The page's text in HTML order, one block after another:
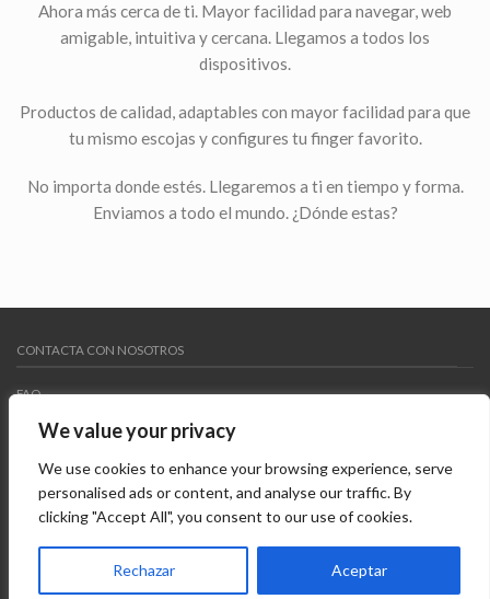
We value your privacy
We use cookies to enhance your browsing experience, serve
personalised ads or content, and analyse our traffic. By
clicking "Accept All", you consent to our use of cookies.
Rechazar Aceptar
Freeday Wide Trucks
Silver 32mm
Fingercan Oficial Tape
Engraved
FREEDAY WHEELS
Freeday Wheels Black
7,95€
FREEDAY WHEELS
Freeday Wheels Blue
7,95€
Ahora más cerca de ti. Mayor facilidad para navegar, web
amigable, intuitiva y cercana. Llegamos a todos los
dispositivos.
Productos de calidad, adaptables con mayor facilidad para que
tu mismo escojas y configures tu finger favorito.
No importa donde estés. Llegaremos a ti en tiempo y forma.
Enviamos a todo el mundo. ¿Dónde estas?
CONTACTA CON NOSOTROS
FAQ
MY WISHLIST
Copyright 2015 ©Freedayshop. Todos los derechos
reservados. Diseñado por